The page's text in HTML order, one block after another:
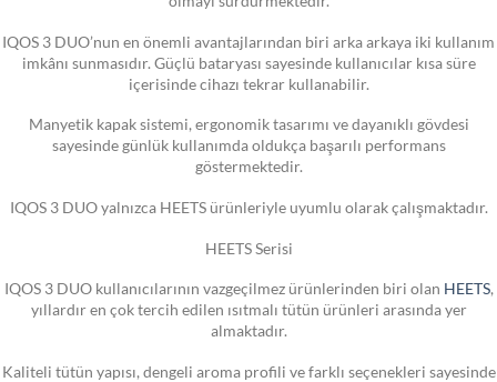
IQOS 3 DUO’nun en önemli avantajlarından biri arka arkaya iki kullanım
imkânı sunmasıdır. Güçlü bataryası sayesinde kullanıcılar kısa süre
içerisinde cihazı tekrar kullanabilir.
Manyetik kapak sistemi, ergonomik tasarımı ve dayanıklı gövdesi
sayesinde günlük kullanımda oldukça başarılı performans
göstermektedir.
IQOS 3 DUO yalnızca HEETS ürünleriyle uyumlu olarak çalışmaktadır.
HEETS Serisi
IQOS 3 DUO kullanıcılarının vazgeçilmez ürünlerinden biri olan HEETS,
yıllardır en çok tercih edilen ısıtmalı tütün ürünleri arasında yer
almaktadır.
Kaliteli tütün yapısı, dengeli aroma profili ve farklı seçenekleri sayesinde